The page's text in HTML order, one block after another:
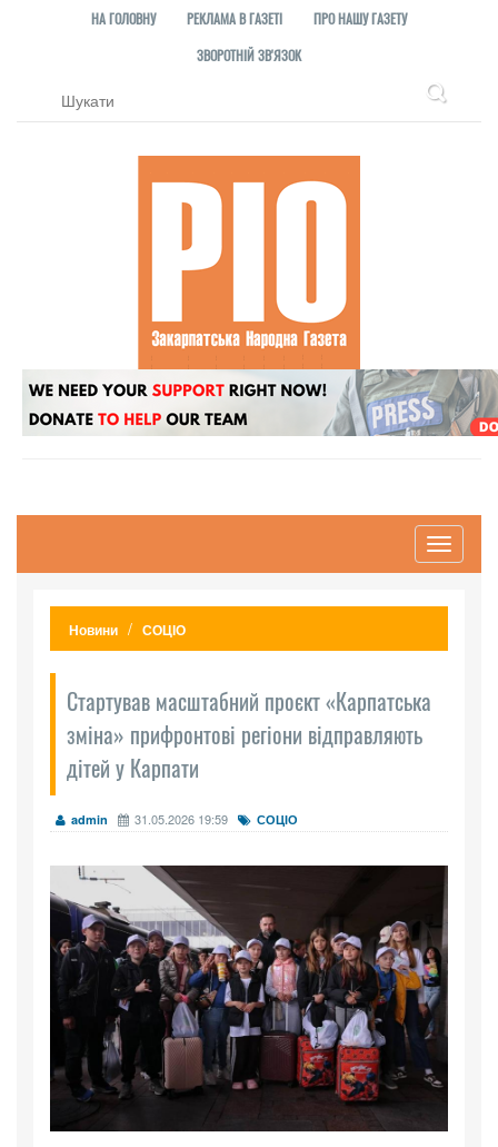
НА ГОЛОВНУ РЕКЛАМА В ГАЗЕТІ
ПРО НАШУ ГАЗЕТУ
ЗВОРОТНІЙ ЗВ'ЯЗОК
Toggle
Новини СОЦІО
Стартував масштабний проєкт «Карпатська
зміна» прифронтові регіони відправляють
дітей у Карпати
admin 31.05.2026 19:59 СОЦІО